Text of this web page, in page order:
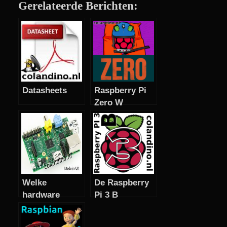
Gerelateerde Berichten:
Datasheets
Raspberry Pi
Zero W
Welke
hardware
versie en
revisie
De Raspberry
Pi 3 B